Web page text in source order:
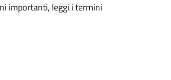
importanti, leggi i termini